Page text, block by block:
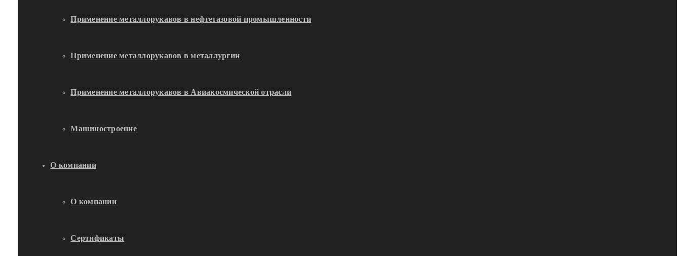
Применение металлорукавов в нефтегазовой промышленности
Применение металлорукавов в металлургии
Применение металлорукавов в Авиакосмической отрасли
Машиностроение
О компании
О компании
Сертификаты